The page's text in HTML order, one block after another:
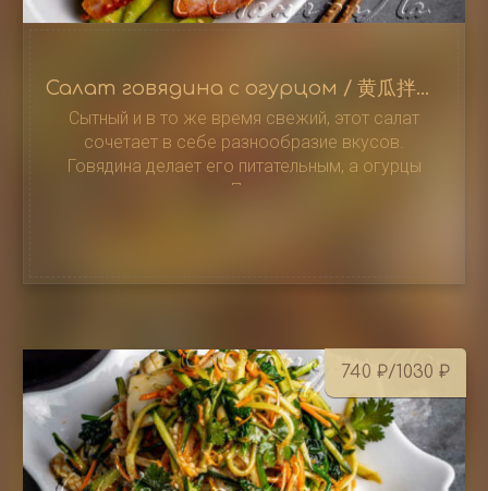
Салат говядина с огурцом / 黄瓜拌牛肉
Сытный и в то же время свежий, этот салат
сочетает в себе разнообразие вкусов.
Говядина делает его питательным, а огурцы
придают сочность. Пикантность чеснока и
740 ₽/1030 ₽